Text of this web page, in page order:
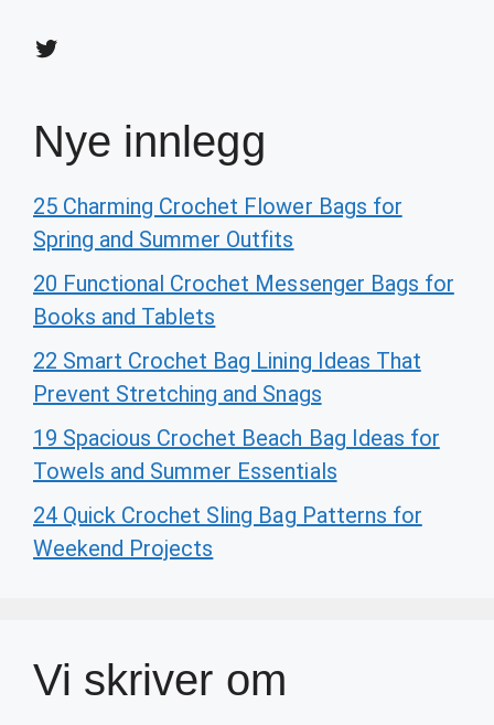
Twitter
Nye innlegg
25 Charming Crochet Flower Bags for
Spring and Summer Outfits
20 Functional Crochet Messenger Bags for
Books and Tablets
22 Smart Crochet Bag Lining Ideas That
Prevent Stretching and Snags
19 Spacious Crochet Beach Bag Ideas for
Towels and Summer Essentials
24 Quick Crochet Sling Bag Patterns for
Weekend Projects
Vi skriver om